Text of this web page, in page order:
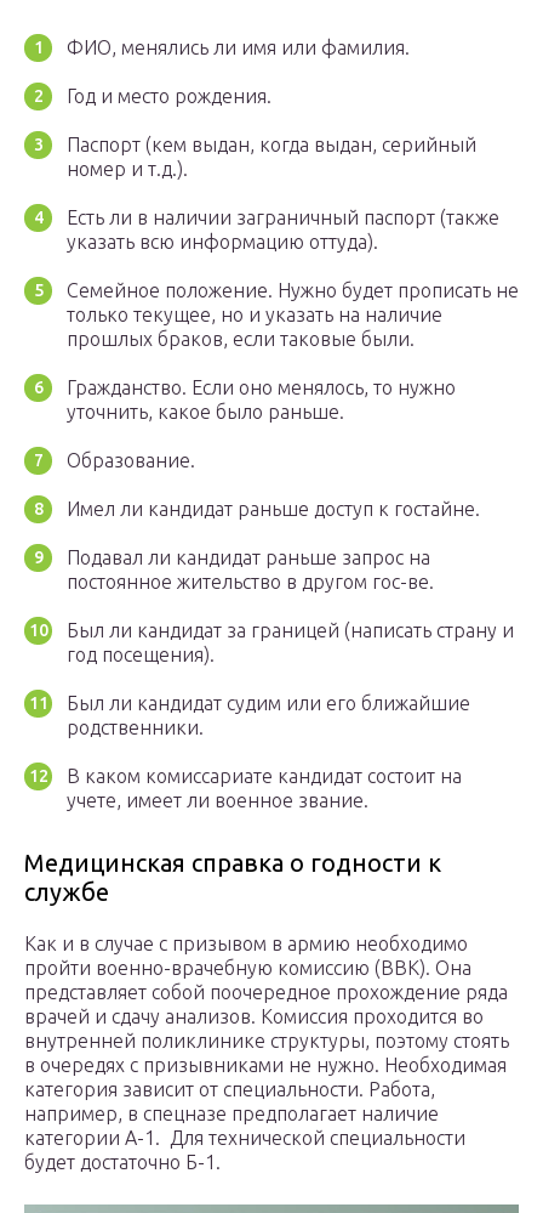
ФИО, менялись ли имя или фамилия.
Год и место рождения.
Паспорт (кем выдан, когда выдан, серийный
номер и т.д.).
Есть ли в наличии заграничный паспорт (также
указать всю информацию оттуда).
Семейное положение. Нужно будет прописать не
только текущее, но и указать на наличие
прошлых браков, если таковые были.
Гражданство. Если оно менялось, то нужно
уточнить, какое было раньше.
Образование.
Имел ли кандидат раньше доступ к гостайне.
Подавал ли кандидат раньше запрос на
постоянное жительство в другом гос-ве.
Был ли кандидат за границей (написать страну и
год посещения).
Был ли кандидат судим или его ближайшие
родственники.
В каком комиссариате кандидат состоит на
учете, имеет ли военное звание.
Медицинская справка о годности к
службе
Как и в случае с призывом в армию необходимо
пройти военно-врачебную комиссию (ВВК). Она
представляет собой поочередное прохождение ряда
врачей и сдачу анализов. Комиссия проходится во
внутренней поликлинике структуры, поэтому стоять
в очередях с призывниками не нужно. Необходимая
категория зависит от специальности. Работа,
например, в спецназе предполагает наличие
категории А-1. Для технической специальности
будет достаточно Б-1.